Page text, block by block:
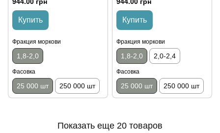
944.00 грн
Купить
Фракция моркови
1,8-2,0
Фасовка
25 000 шт 250 000 шт
944.00 грн
Купить
Фракция моркови
1,8-2,0 2,0-2,4
Фасовка
25 000 шт 250 000 шт
Показать еще 20 товаров